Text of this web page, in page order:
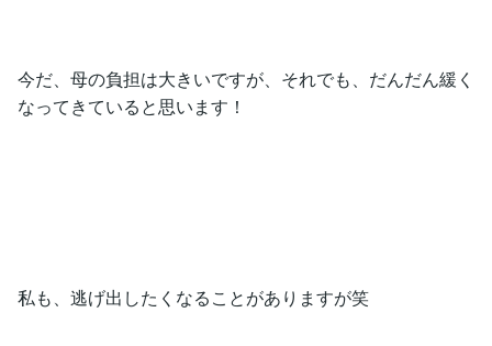
今だ、母の負担は大きいですが、それでも、だんだん緩く
なってきていると思います！
私も、逃げ出したくなることがありますが笑